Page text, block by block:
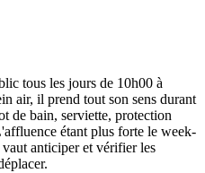
tous les jours de 10h00 à
air, il prend tout son sens durant
de bain, serviette, protection
étant plus forte le week-
anticiper et vérifier les